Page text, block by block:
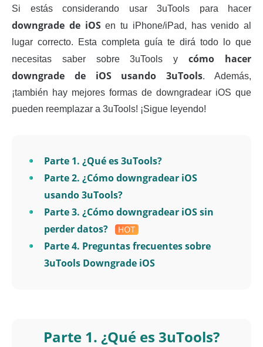
Si estás considerando usar 3uTools para hacer
downgrade de iOSen tu iPhone/iPad, has venido al
lugar correcto. Esta completa guía te dirá todo lo que
necesitas saber sobre 3uTools ycómo hacer
downgrade de iOS usando 3uTools. Además,
¡también hay mejores formas de downgradear iOS que
pueden reemplazar a 3uTools! ¡Sigue leyendo!
Parte 1. ¿Qué es 3uTools?
Parte 2. ¿Cómo downgradear iOS
usando 3uTools?
Parte 3. ¿Cómo downgradear iOS sin
perder datos?
Parte 4. Preguntas frecuentes sobre
3uTools Downgrade iOS
Parte 1. ¿Qué es 3uTools?